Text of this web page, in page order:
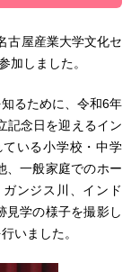
古屋産業大学文化セ
加しました。
るために、令和6年
記念日を迎えるイン
いる小学校・中学
、一般家庭でのホー
ンジス川、インド
見学の様子を撮影し
いました。